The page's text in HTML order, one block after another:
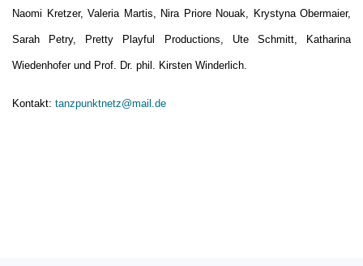
Naomi Kretzer, Valeria Martis, Nira Priore Nouak, Krystyna Obermaier,
Sarah Petry, Pretty Playful Productions, Ute Schmitt, Katharina
Wiedenhofer und Prof. Dr. phil. Kirsten Winderlich.
Kontakt: tanzpunktnetz@mail.de